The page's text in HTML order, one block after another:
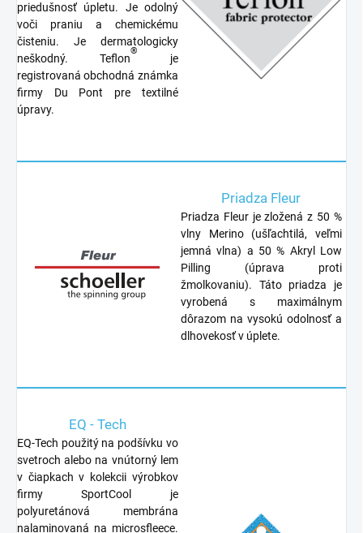
priedušnosť úpletu. Je odolný
voči praniu a chemickému
čisteniu. Je dermatologicky
neškodný. Teflon
®
je
registrovaná obchodná známka
firmy Du Pont pre textilné
úpravy.
Priadza Fleur
Priadza Fleur je zložená z 50 %
vlny Merino (ušľachtilá, veľmi
jemná vlna) a 50 % Akryl Low
Pilling (úprava proti
žmolkovaniu). Táto priadza je
vyrobená s maximálnym
dôrazom na vysokú odolnosť a
dlhovekosť v úplete.
EQ - Tech
EQ-Tech použitý na podšívku vo
svetroch alebo na vnútorný lem
v čiapkach v kolekcii výrobkov
firmy SportCool je
polyuretánová membrána
nalaminovaná na microsfleece.